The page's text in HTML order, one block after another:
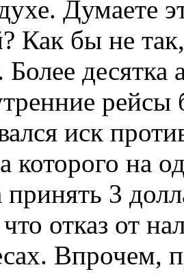
Думаете
Как бы не
Более
иск
которого на
принять 3
отказ от
Впрочем,